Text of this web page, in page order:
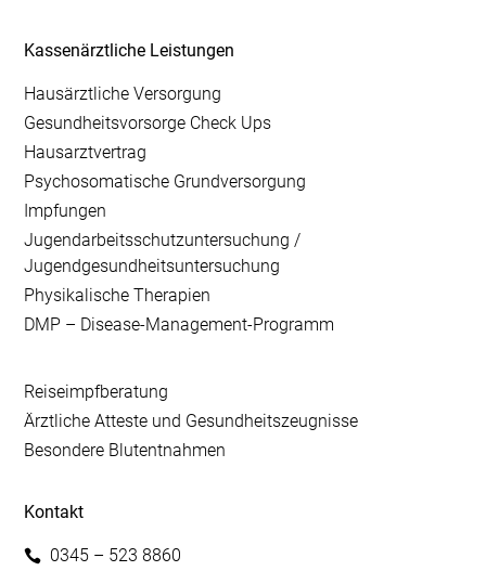
Kassenärztliche Leistungen
Hausärztliche Versorgung
Gesundheitsvorsorge Check Ups
Hausarztvertrag
Psychosomatische Grundversorgung
Impfungen
Jugendarbeitsschutzuntersuchung /
Jugendgesundheitsuntersuchung
Physikalische Therapien
DMP – Disease-Management-Programm
Reiseimpfberatung
Ärztliche Atteste und Gesundheitszeugnisse
Besondere Blutentnahmen
Kontakt
0345 – 523 8860